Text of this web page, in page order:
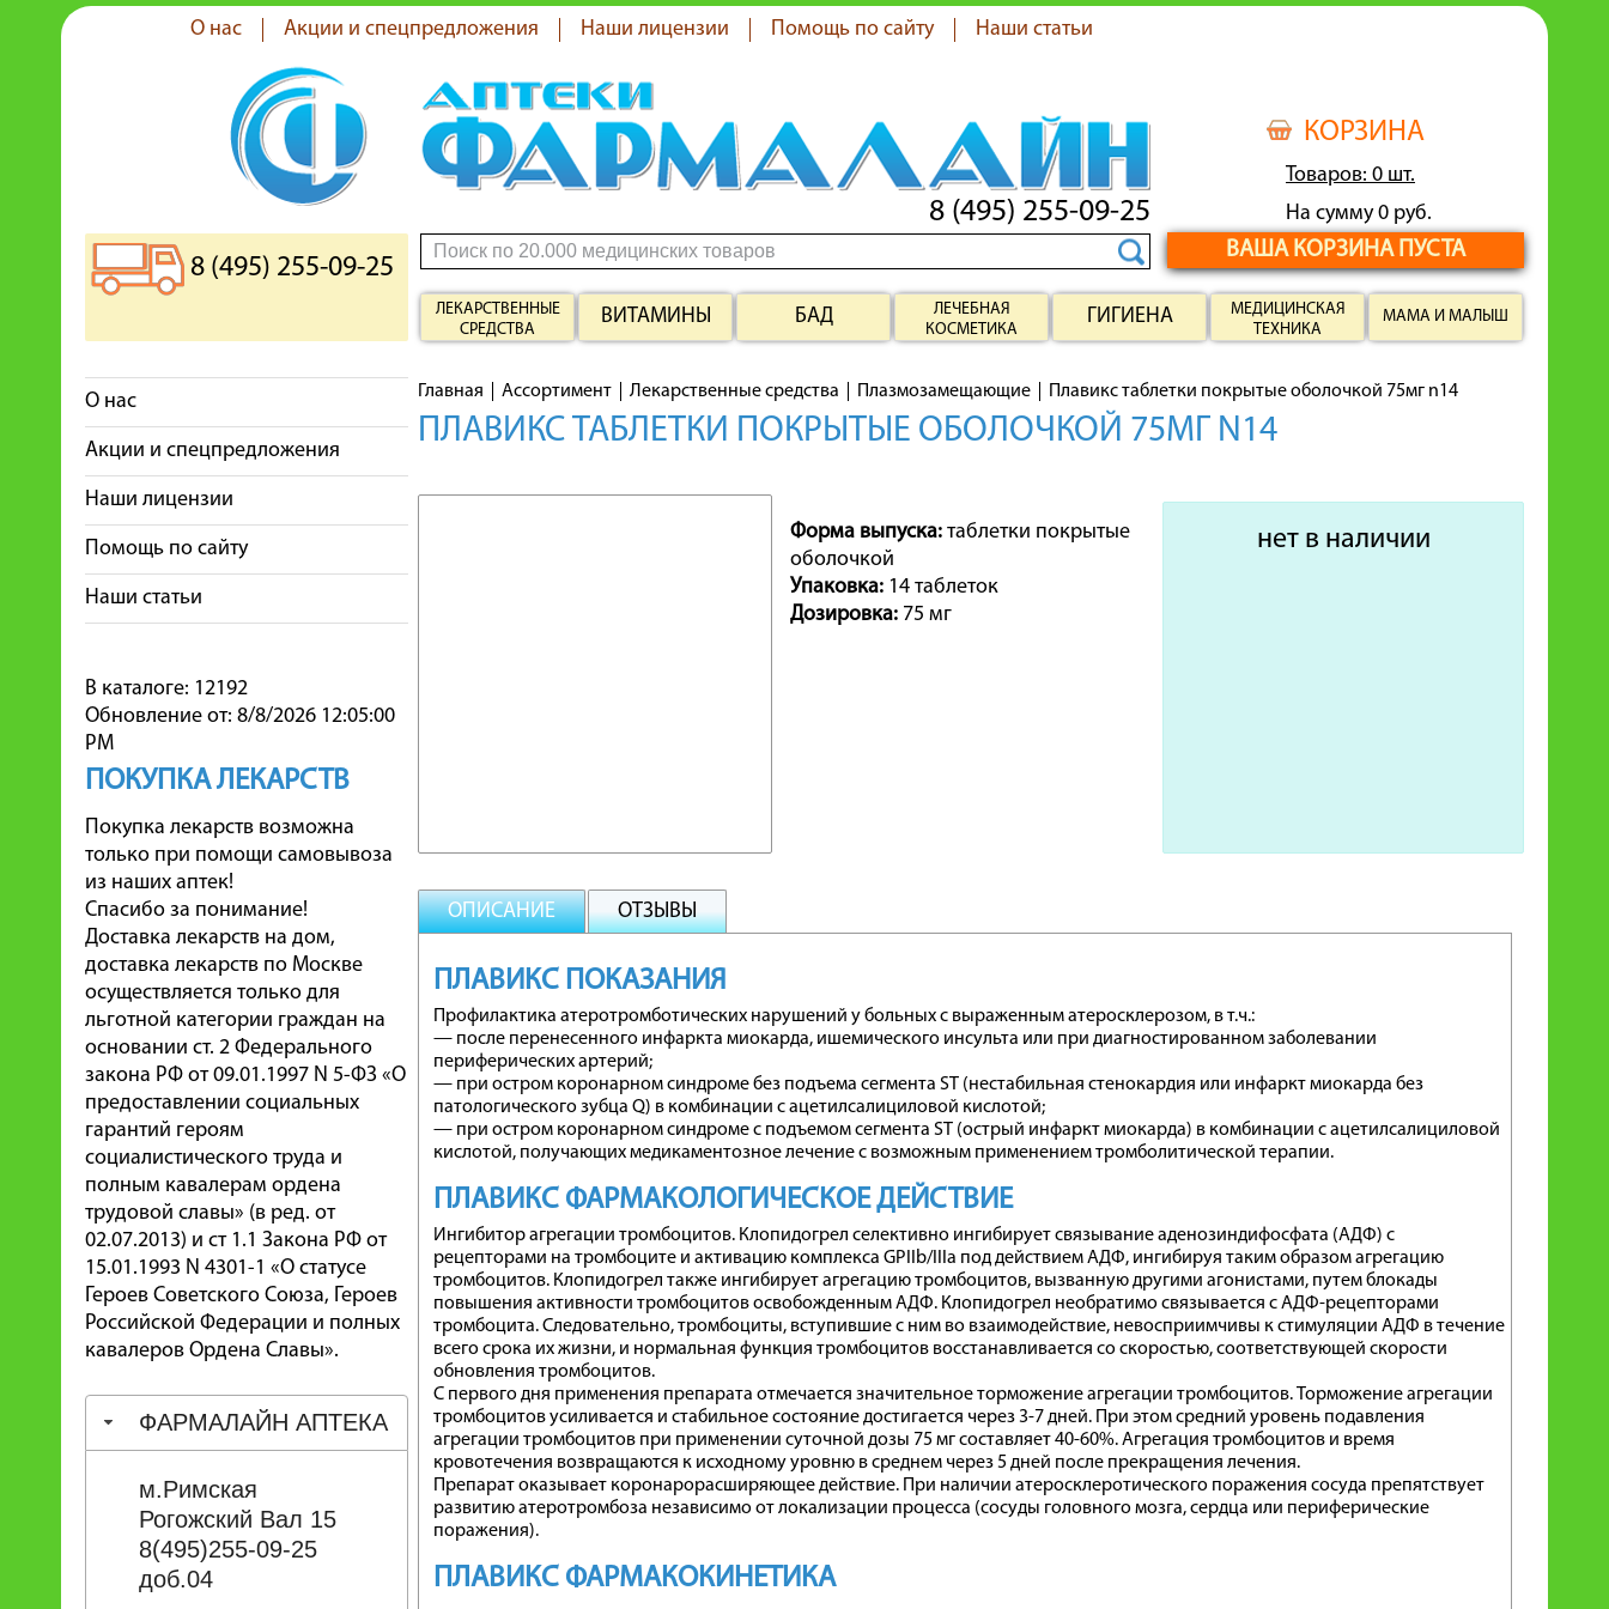
О нас Акции и спецпредложения Наши лицензии Помощь по сайту Наши статьи
КОРЗИНА
Товаров: 0 шт.
На сумму 0 руб.
ВАША КОРЗИНА ПУСТА
8 (495) 255-09-25
8 (495) 255-09-25
ЛЕКАРСТВЕННЫЕ
СРЕДСТВА
ВИТАМИНЫ БАД
ЛЕЧЕБНАЯ
КОСМЕТИКА
ГИГИЕНА
МЕДИЦИНСКАЯ
ТЕХНИКА
МАМА И МАЛЫШ
О нас
Акции и спецпредложения
Наши лицензии
Помощь по сайту
Наши статьи
В каталоге: 12192
Обновление от: 8/8/2026 12:05:00
PM
ПОКУПКА ЛЕКАРСТВ
Покупка лекарств возможна
только при помощи самовывоза
из наших аптек!
Спасибо за понимание!
Доставка лекарств на дом,
доставка лекарств по Москве
осуществляется только для
льготной категории граждан на
основании ст. 2 Федерального
закона РФ от 09.01.1997 N 5-ФЗ «О
предоставлении социальных
гарантий героям
социалистического труда и
полным кавалерам ордена
трудовой славы» (в ред. от
02.07.2013) и ст 1.1 Закона РФ от
15.01.1993 N 4301-1 «О статусе
Героев Советского Союза, Героев
Российской Федерации и полных
кавалеров Ордена Славы».
ФАРМАЛАЙН АПТЕКА
м.Римская
Рогожский Вал 15
8(495)255-09-25
доб.04
Главная Ассортимент Лекарственные средства Плазмозамещающие Плавикс таблетки покрытые оболочкой 75мг n14
ПЛАВИКС ТАБЛЕТКИ ПОКРЫТЫЕ ОБОЛОЧКОЙ 75МГ N14
Форма выпуска: таблетки покрытые
оболочкой
Упаковка: 14 таблеток
Дозировка: 75 мг
нет в наличии
ОПИСАНИЕ ОТЗЫВЫ
ПЛАВИКС ПОКАЗАНИЯ
Профилактика атеротромботических нарушений у больных с выраженным атеросклерозом, в т.ч.:
— после перенесенного инфаркта миокарда, ишемического инсульта или при диагностированном заболевании
периферических артерий;
— при остром коронарном синдроме без подъема сегмента ST (нестабильная стенокардия или инфаркт миокарда без
патологического зубца Q) в комбинации с ацетилсалициловой кислотой;
— при остром коронарном синдроме с подъемом сегмента ST (острый инфаркт миокарда) в комбинации с ацетилсалициловой
кислотой, получающих медикаментозное лечение с возможным применением тромболитической терапии.
ПЛАВИКС ФАРМАКОЛОГИЧЕСКОЕ ДЕЙСТВИЕ
Ингибитор агрегации тромбоцитов. Клопидогрел селективно ингибирует связывание аденозиндифосфата (АДФ) с
рецепторами на тромбоците и активацию комплекса GPIIb/IIIa под действием АДФ, ингибируя таким образом агрегацию
тромбоцитов. Клопидогрел также ингибирует агрегацию тромбоцитов, вызванную другими агонистами, путем блокады
повышения активности тромбоцитов освобожденным АДФ. Клопидогрел необратимо связывается с АДФ-рецепторами
тромбоцита. Следовательно, тромбоциты, вступившие с ним во взаимодействие, невосприимчивы к стимуляции АДФ в течение
всего срока их жизни, и нормальная функция тромбоцитов восстанавливается со скоростью, соответствующей скорости
обновления тромбоцитов.
С первого дня применения препарата отмечается значительное торможение агрегации тромбоцитов. Торможение агрегации
тромбоцитов усиливается и стабильное состояние достигается через 3-7 дней. При этом средний уровень подавления
агрегации тромбоцитов при применении суточной дозы 75 мг составляет 40-60%. Агрегация тромбоцитов и время
кровотечения возвращаются к исходному уровню в среднем через 5 дней после прекращения лечения.
Препарат оказывает коронарорасширяющее действие. При наличии атеросклеротического поражения сосуда препятствует
развитию атеротромбоза независимо от локализации процесса (сосуды головного мозга, сердца или периферические
поражения).
ПЛАВИКС ФАРМАКОКИНЕТИКА